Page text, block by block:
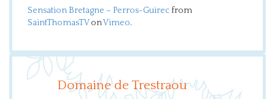
Sensation Bretagne – Perros-Guirec from
SaintThomasTVonVimeo.
Domaine de Trestraou